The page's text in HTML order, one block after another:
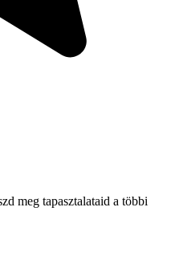
meg tapasztalataid a többi